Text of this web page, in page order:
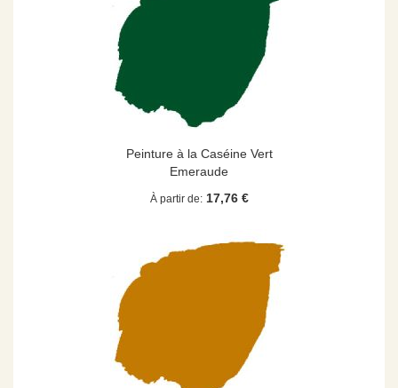
Peinture à la Caséine Vert
Emeraude
À partir de 17,76 €